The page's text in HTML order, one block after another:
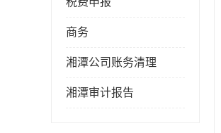
商务
湘潭公司账务清理
湘潭审计报告